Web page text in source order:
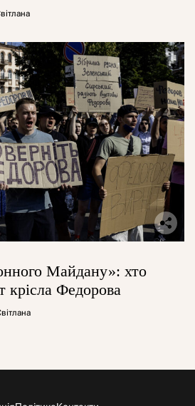
Майдану»: хто
крісла Федорова